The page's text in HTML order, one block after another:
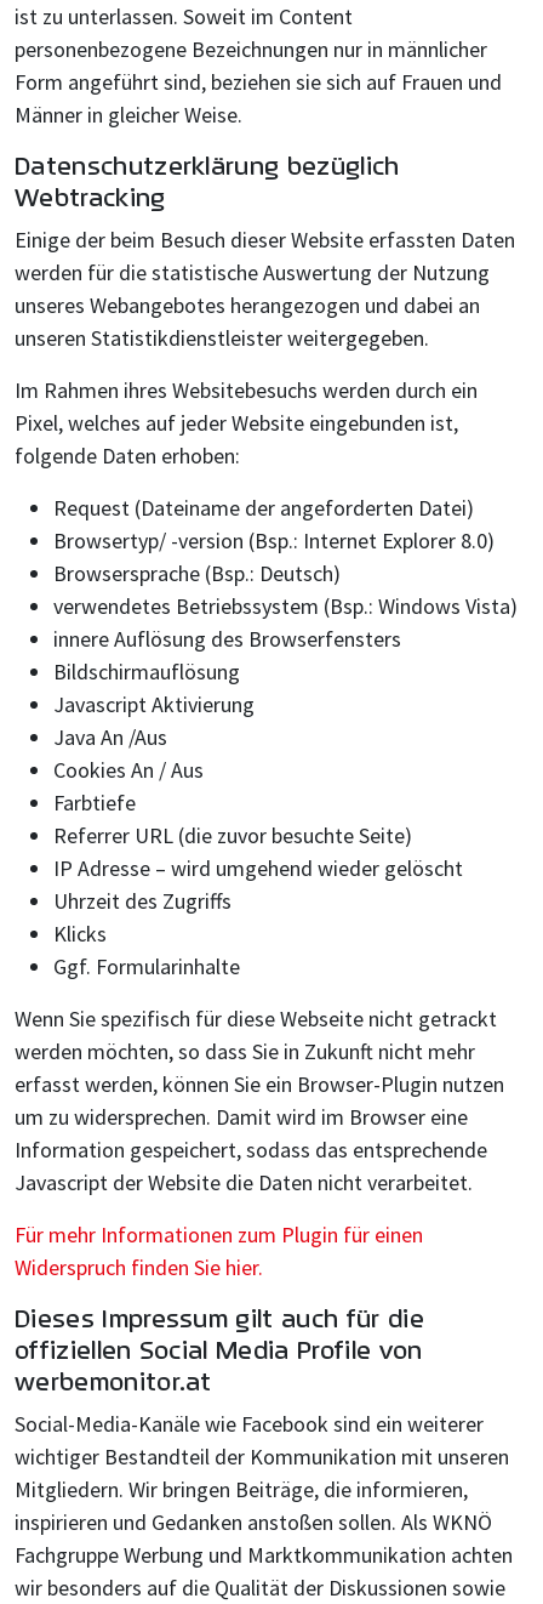
ist zu unterlassen. Soweit im Content
personenbezogene Bezeichnungen nur in männlicher
Form angeführt sind, beziehen sie sich auf Frauen und
Männer in gleicher Weise.
Datenschutzerklärung bezüglich
Webtracking
Einige der beim Besuch dieser Website erfassten Daten
werden für die statistische Auswertung der Nutzung
unseres Webangebotes herangezogen und dabei an
unseren Statistikdienstleister weitergegeben.
Im Rahmen ihres Websitebesuchs werden durch ein
Pixel, welches auf jeder Website eingebunden ist,
folgende Daten erhoben:
Request (Dateiname der angeforderten Datei)
Browsertyp/ -version (Bsp.: Internet Explorer 8.0)
Browsersprache (Bsp.: Deutsch)
verwendetes Betriebssystem (Bsp.: Windows Vista)
innere Auflösung des Browserfensters
Bildschirmauflösung
Javascript Aktivierung
Java An /Aus
Cookies An / Aus
Farbtiefe
Referrer URL (die zuvor besuchte Seite)
IP Adresse – wird umgehend wieder gelöscht
Uhrzeit des Zugriffs
Klicks
Ggf. Formularinhalte
Wenn Sie spezifisch für diese Webseite nicht getrackt
werden möchten, so dass Sie in Zukunft nicht mehr
erfasst werden, können Sie ein Browser-Plugin nutzen
um zu widersprechen. Damit wird im Browser eine
Information gespeichert, sodass das entsprechende
Javascript der Website die Daten nicht verarbeitet.
Für mehr Informationen zum Plugin für einen
Widerspruch finden Sie hier.
Dieses Impressum gilt auch für die
offiziellen Social Media Profile von
werbemonitor.at
Social-Media-Kanäle wie Facebook sind ein weiterer
wichtiger Bestandteil der Kommunikation mit unseren
Mitgliedern. Wir bringen Beiträge, die informieren,
inspirieren und Gedanken anstoßen sollen. Als WKNÖ
Fachgruppe Werbung und Marktkommunikation achten
wir besonders auf die Qualität der Diskussionen sowie